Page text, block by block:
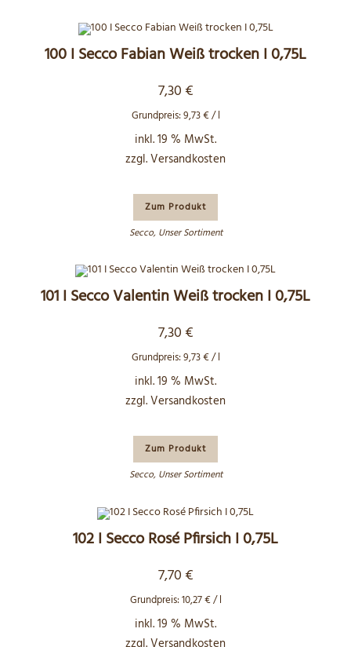
100 I Secco Fabian Weiß trocken I 0,75L
7,30 €
Grundpreis:9,73€/l
inkl. 19 % MwSt.
zzgl.Versandkosten
Zum Produkt
Secco, Unser Sortiment
101 I Secco Valentin Weiß trocken I 0,75L
7,30 €
Grundpreis:9,73€/l
inkl. 19 % MwSt.
zzgl.Versandkosten
Zum Produkt
Secco, Unser Sortiment
102 I Secco Rosé Pfirsich I 0,75L
7,70 €
Grundpreis:10,27€/l
inkl. 19 % MwSt.